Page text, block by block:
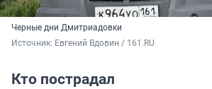
Черные дни Дмитриадовки
Источник: Евгений Вдовин / 161.RU
Кто пострадал